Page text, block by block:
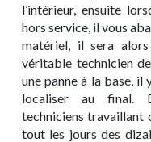
l’intérieur, ensuite
hors service, il vous
matériel, il sera
véritable technicien
une panne à la base, il
localiser au final.
techniciens travaillant
tout les jours des